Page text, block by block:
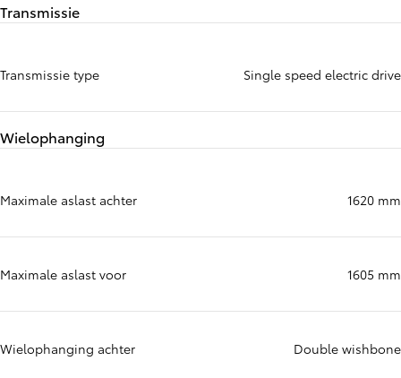
Transmissie
Transmissie type Single speed electric drive
Wielophanging
Maximale aslast achter 1620 mm
Maximale aslast voor 1605 mm
Wielophanging achter Double wishbone